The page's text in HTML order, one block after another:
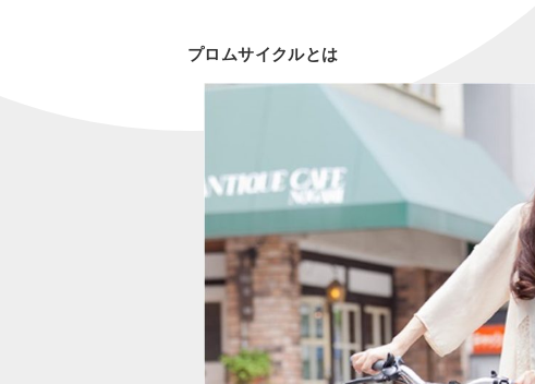
プロムサイクルとは